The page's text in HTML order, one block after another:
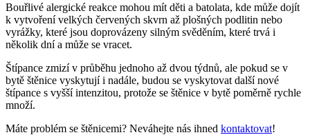
Bouřlivé alergické reakce mohou mít děti a batolata, kde může dojít
k vytvoření velkých červených skvrn až plošných podlitin nebo
vyrážky, které jsou doprovázeny silným svěděním, které trvá i
několik dní a může se vracet.
Štípance zmizí v průběhu jednoho až dvou týdnů, ale pokud se v
bytě štěnice vyskytují i nadále, budou se vyskytovat další nové
štípance s vyšší intenzitou, protože se štěnice v bytě poměrně rychle
množí.
Máte problém se štěnicemi? Neváhejte nás ihned kontaktovat!